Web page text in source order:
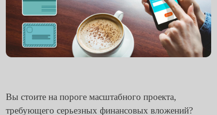
Вы стоите на пороге масштабного проекта,
требующего серьезных финансовых вложений?